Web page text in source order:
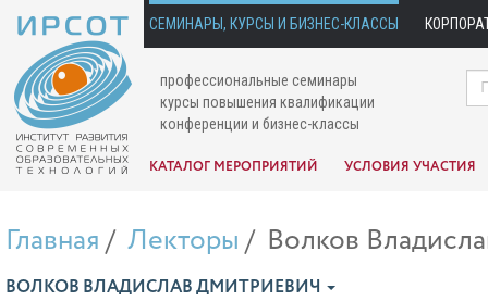
СЕМИНАРЫ, КУРСЫ И БИЗНЕС-КЛАССЫ
профессиональные семинары
курсы повышения квалификации
конференции и бизнес-классы
КАТАЛОГ МЕРОПРИЯТИЙ УСЛОВИЯ УЧАСТИЯ
Главная Лекторы Волков
ВОЛКОВ ВЛАДИСЛАВ ДМИТРИЕВИЧ